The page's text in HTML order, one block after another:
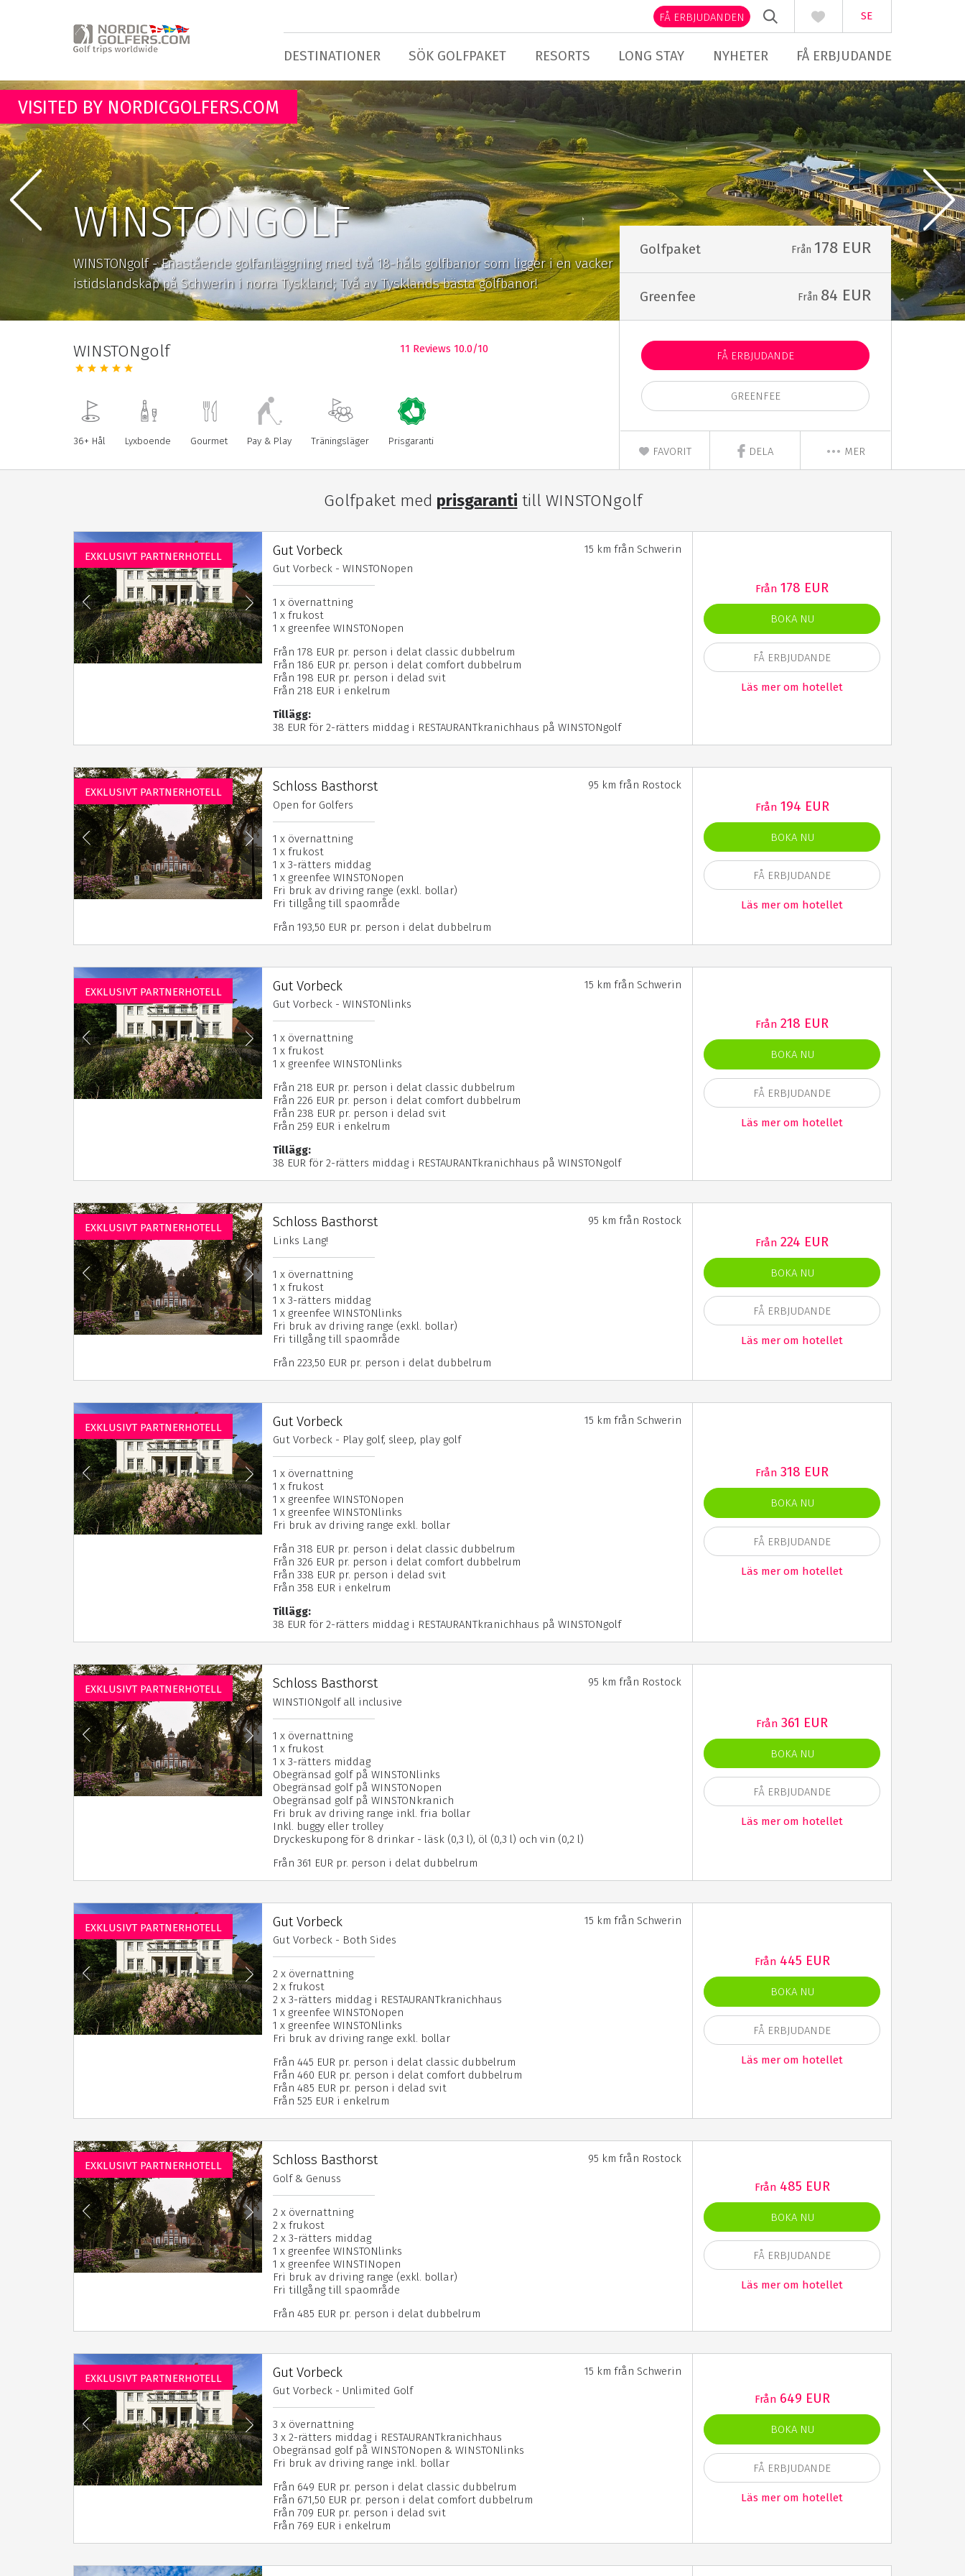
SE
FÅ ERBJUDANDEN
DESTINATIONER SÖK GOLFPAKET RESORTS LONG STAY NYHETER FÅ ERBJUDANDE
VISITED BY NORDICGOLFERS.COM
WINSTONGOLF
WINSTONgolf - Enastående golfanläggning med två 18-håls golfbanor som ligger i en vacker
istidslandskap på Schwerin i norra Tyskland; Två av Tysklands bästa golfbanor!
WINSTONgolf 11 Reviews 10.0/10
36+ Hål Lyxboende Gourmet Pay & Play Träningsläger Prisgaranti
Golfpaket Från 178 EUR
Greenfee Från 84 EUR
FÅ ERBJUDANDE
GREENFEE
FAVORIT DELA MER
Golfpaket med prisgaranti till WINSTONgolf
EXKLUSIVT PARTNERHOTELL Gut Vorbeck
15 km från Schwerin
Gut Vorbeck - WINSTONopen
1 x övernattning
1 x frukost
1 x greenfee WINSTONopen
Från 178 EUR pr. person i delat classic dubbelrum
Från 186 EUR pr. person i delat comfort dubbelrum
Från 198 EUR pr. person i delad svit
Från 218 EUR i enkelrum
Tillägg:
38 EUR för 2-rätters middag i RESTAURANTkranichhaus på WINSTONgolf
Från 178 EUR
BOKA NU
FÅ ERBJUDANDE
Läs mer om hotellet
EXKLUSIVT PARTNERHOTELL Schloss Basthorst
95 km från Rostock
Open for Golfers
1 x övernattning
1 x frukost
1 x 3-rätters middag
1 x greenfee WINSTONopen
Fri bruk av driving range (exkl. bollar)
Fri tillgång till spaområde
Från 193,50 EUR pr. person i delat dubbelrum
Från 194 EUR
BOKA NU
FÅ ERBJUDANDE
Läs mer om hotellet
EXKLUSIVT PARTNERHOTELL Gut Vorbeck
15 km från Schwerin
Gut Vorbeck - WINSTONlinks
1 x övernattning
1 x frukost
1 x greenfee WINSTONlinks
Från 218 EUR pr. person i delat classic dubbelrum
Från 226 EUR pr. person i delat comfort dubbelrum
Från 238 EUR pr. person i delad svit
Från 259 EUR i enkelrum
Tillägg:
38 EUR för 2-rätters middag i RESTAURANTkranichhaus på WINSTONgolf
Från 218 EUR
BOKA NU
FÅ ERBJUDANDE
Läs mer om hotellet
EXKLUSIVT PARTNERHOTELL Schloss Basthorst
95 km från Rostock
Links Lang!
1 x övernattning
1 x frukost
1 x 3-rätters middag
1 x greenfee WINSTONlinks
Fri bruk av driving range (exkl. bollar)
Fri tillgång till spaområde
Från 223,50 EUR pr. person i delat dubbelrum
Från 224 EUR
BOKA NU
FÅ ERBJUDANDE
Läs mer om hotellet
EXKLUSIVT PARTNERHOTELL Gut Vorbeck
15 km från Schwerin
Gut Vorbeck - Play golf, sleep, play golf
1 x övernattning
1 x frukost
1 x greenfee WINSTONopen
1 x greenfee WINSTONlinks
Fri bruk av driving range exkl. bollar
Från 318 EUR pr. person i delat classic dubbelrum
Från 326 EUR pr. person i delat comfort dubbelrum
Från 338 EUR pr. person i delad svit
Från 358 EUR i enkelrum
Tillägg:
38 EUR för 2-rätters middag i RESTAURANTkranichhaus på WINSTONgolf
Från 318 EUR
BOKA NU
FÅ ERBJUDANDE
Läs mer om hotellet
EXKLUSIVT PARTNERHOTELL Schloss Basthorst
95 km från Rostock
WINSTIONgolf all inclusive
1 x övernattning
1 x frukost
1 x 3-rätters middag
Obegränsad golf på WINSTONlinks
Obegränsad golf på WINSTONopen
Obegränsad golf på WINSTONkranich
Fri bruk av driving range inkl. fria bollar
Inkl. buggy eller trolley
Dryckeskupong för 8 drinkar - läsk (0,3 l), öl (0,3 l) och vin (0,2 l)
Från 361 EUR pr. person i delat dubbelrum
Från 361 EUR
BOKA NU
FÅ ERBJUDANDE
Läs mer om hotellet
EXKLUSIVT PARTNERHOTELL Gut Vorbeck
15 km från Schwerin
Gut Vorbeck - Both Sides
2 x övernattning
2 x frukost
2 x 3-rätters middag i RESTAURANTkranichhaus
1 x greenfee WINSTONopen
1 x greenfee WINSTONlinks
Fri bruk av driving range exkl. bollar
Från 445 EUR pr. person i delat classic dubbelrum
Från 460 EUR pr. person i delat comfort dubbelrum
Från 485 EUR pr. person i delad svit
Från 525 EUR i enkelrum
Från 445 EUR
BOKA NU
FÅ ERBJUDANDE
Läs mer om hotellet
EXKLUSIVT PARTNERHOTELL Schloss Basthorst
95 km från Rostock
Golf & Genuss
2 x övernattning
2 x frukost
2 x 3-rätters middag
1 x greenfee WINSTONlinks
1 x greenfee WINSTINopen
Fri bruk av driving range (exkl. bollar)
Fri tillgång till spaområde
Från 485 EUR pr. person i delat dubbelrum
Från 485 EUR
BOKA NU
FÅ ERBJUDANDE
Läs mer om hotellet
EXKLUSIVT PARTNERHOTELL Gut Vorbeck
15 km från Schwerin
Gut Vorbeck - Unlimited Golf
3 x övernattning
3 x 2-rätters middag i RESTAURANTkranichhaus
Obegränsad golf på WINSTONopen & WINSTONlinks
Fri bruk av driving range inkl. bollar
Från 649 EUR pr. person i delat classic dubbelrum
Från 671,50 EUR pr. person i delat comfort dubbelrum
Från 709 EUR pr. person i delad svit
Från 769 EUR i enkelrum
Från 649 EUR
BOKA NU
FÅ ERBJUDANDE
Läs mer om hotellet